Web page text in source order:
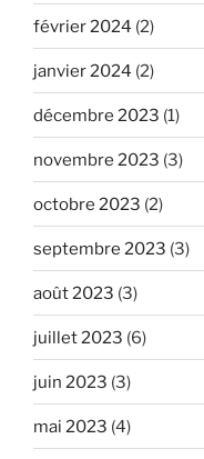
février 2024 (2)
janvier 2024 (2)
décembre 2023 (1)
novembre 2023 (3)
octobre 2023 (2)
septembre 2023 (3)
août 2023 (3)
juillet 2023 (6)
juin 2023 (3)
mai 2023 (4)